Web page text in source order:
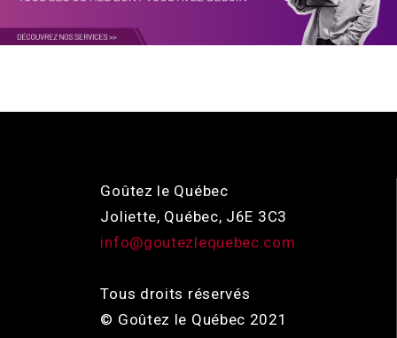
Goûtez le Québec
Joliette, Québec, J6E 3C3
info@goutezlequebec.com
Tous droits réservés
© Goûtez le Québec 2021